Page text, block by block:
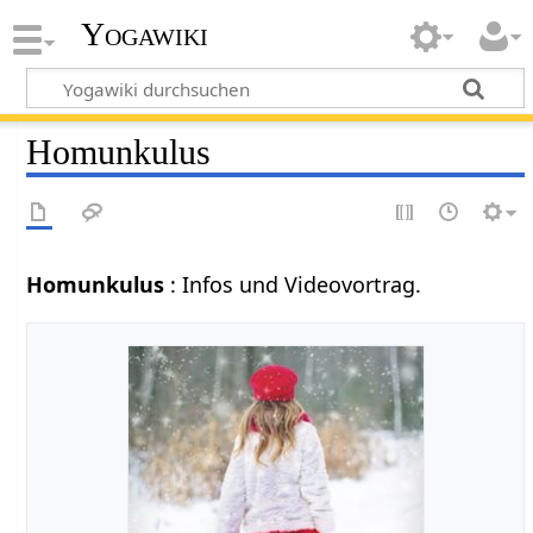
Yogawiki
Homunkulus
Homunkulus : Infos und Videovortrag.